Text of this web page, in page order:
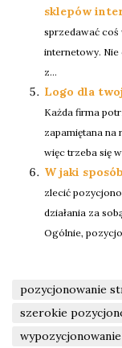
sklepów
sprzedawać coś
internetowy. Nie
z...
Logo dla
Każda firma
zapamiętana na
więc trzeba się
W jaki
zlecić
działania za
Ogólnie,
pozycjonowanie
szerokie